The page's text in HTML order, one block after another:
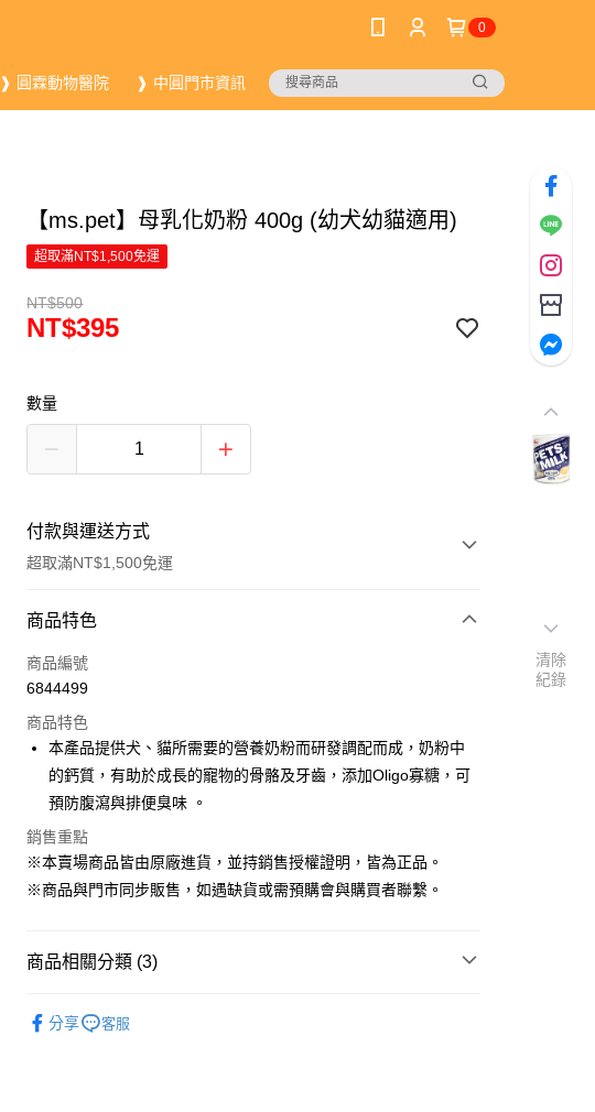
0
❱ 圓霖動物醫院 ❱ 中圓門市資訊
【ms.pet】母乳化奶粉 400g (幼犬幼貓適用)
超取滿NT$1,500免運
NT$500
NT$395
數量
付款與運送方式
超取滿NT$1,500免運
付款方式
信用卡一次付款
LINE Pay
Apple Pay
悠遊付
商品特色
商品編號
6844499
商品特色
本產品提供犬、貓所需要的營養奶粉而研發調配而成，奶粉中
的鈣質，有助於成長的寵物的骨骼及牙齒，添加Oligo寡糖，可
預防腹瀉與排便臭味 。
銷售重點
※本賣場商品皆由原廠進貨，並持銷售授權證明，皆為正品。
※商品與門市同步販售，如遇缺貨或需預購會與購買者聯繫。
商品相關分類 (3)
分享 客服
清除
紀錄